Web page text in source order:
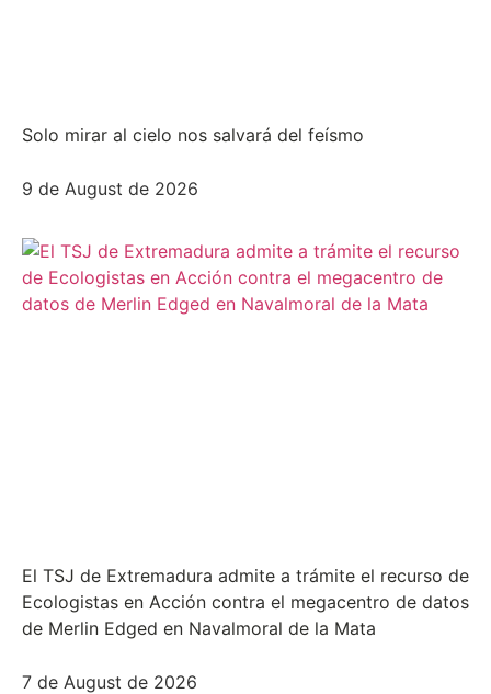
Solo mirar al cielo nos salvará del feísmo
9 de August de 2026
El TSJ de Extremadura admite a trámite el recurso de
Ecologistas en Acción contra el megacentro de datos
de Merlin Edged en Navalmoral de la Mata
7 de August de 2026